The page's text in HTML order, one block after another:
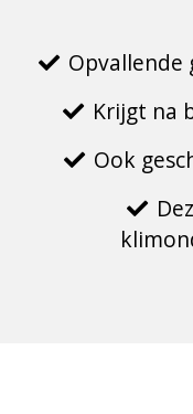
Opvallende
Krijgt na
Ook